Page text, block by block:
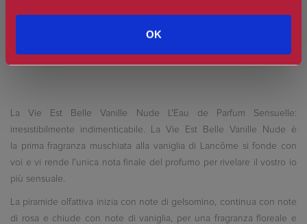
OK
La Vie Est Belle Vanille Nude L'Eau de Parfum Sensuelle:
irresistibilmente indimenticabile. La Vie Est Belle Vanille Nude è
la prima fragranza muschiata alla vaniglia di Lancôme si fonde con
voi e vi rende l'unica nota finale del profumo per rivelare il vostro io
più sensuale.
La piramide olfattiva inizia con note di gelsomino, continua con note
di rosa e chiude con note di vaniglia, per una fragranza floreale e